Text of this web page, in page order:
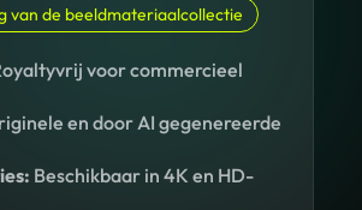
van de beeldmateriaalcollectie
voor commercieel
en door AI gegenereerde
Beschikbaar in 4K en HD-